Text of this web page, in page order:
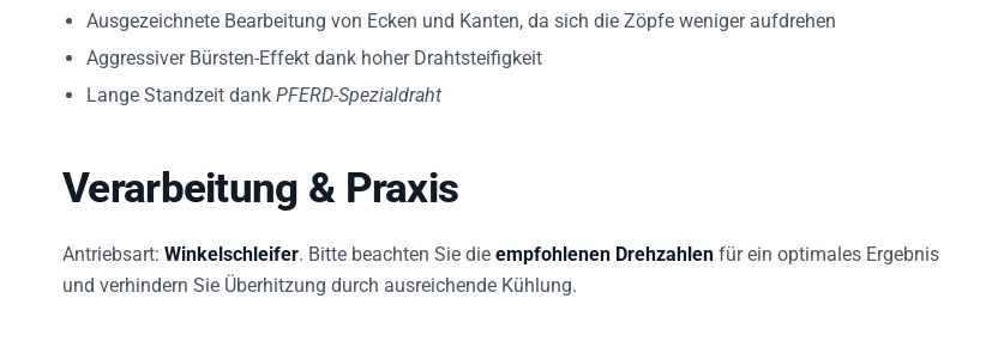
Ausgezeichnete Bearbeitung von Ecken und Kanten, da sich die Zöpfe weniger aufdrehen
Aggressiver Bürsten-Effekt dank hoher Drahtsteifigkeit
Lange Standzeit dank PFERD-Spezialdraht
Verarbeitung & Praxis
Antriebsart: Winkelschleifer . Bitte beachten Sie die empfohlenen Drehzahlen für ein optimales Ergebnis
und verhindern Sie Überhitzung durch ausreichende Kühlung.